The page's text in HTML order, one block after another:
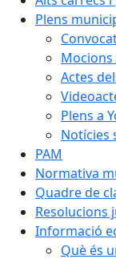
Plens
Actes
Plens a
Notícies
PAM
Normativa
Quadre de
Resolucions
Informació
Què és